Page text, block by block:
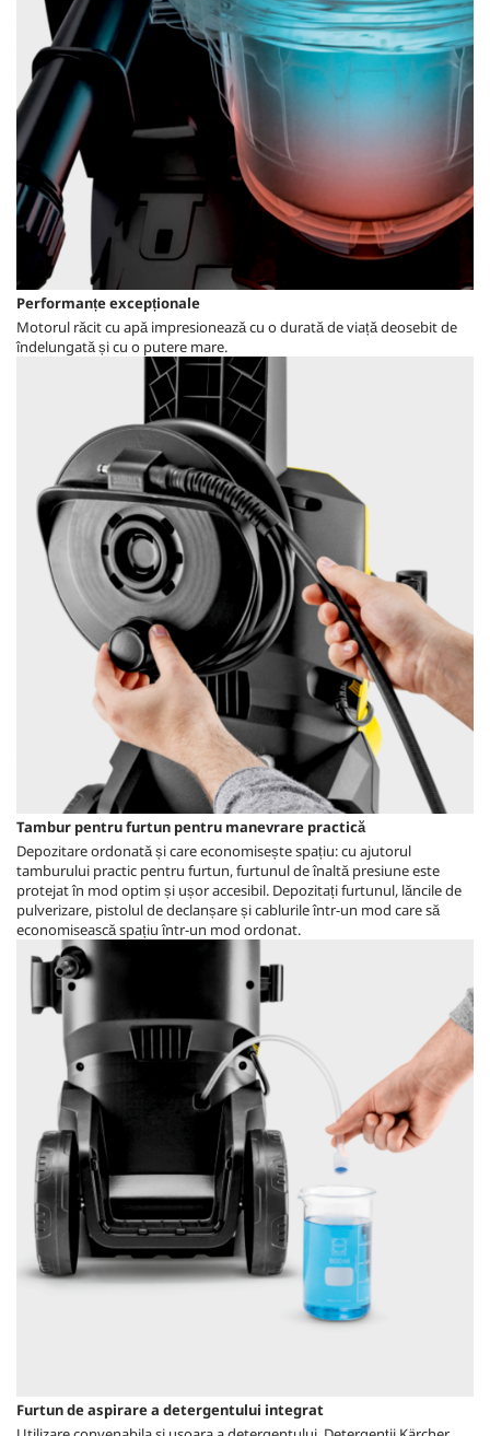
Performanțe excepționale
Motorul răcit cu apă impresionează cu o durată de viață deosebit de
îndelungată și cu o putere mare.
Tambur pentru furtun pentru manevrare practică
Depozitare ordonată și care economisește spațiu: cu ajutorul
tamburului practic pentru furtun, furtunul de înaltă presiune este
protejat în mod optim și ușor accesibil. Depozitați furtunul, lăncile de
pulverizare, pistolul de declanșare și cablurile într-un mod care să
economisească spațiu într-un mod ordonat.
Furtun de aspirare a detergentului integrat